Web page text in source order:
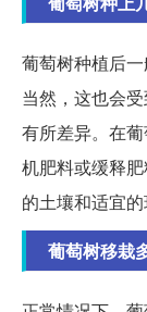
葡萄树种植后
当然，这也会
有所差异。在
机肥料或缓释
的土壤和适宜
葡萄树移栽